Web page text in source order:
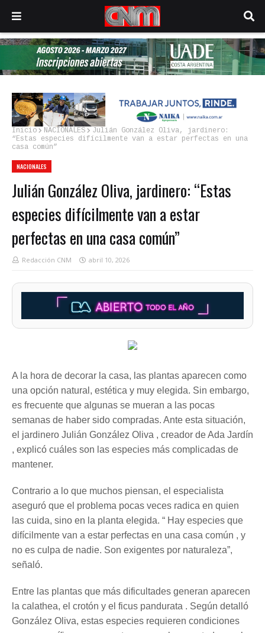
Inicio NACIONALES
Julián González Oliva, jardinero:
“Estas especies difícilmente van a estar perfectas en una
casa común”
NACIONALES
Julián González Oliva, jardinero: “Estas
especies difícilmente van a estar
perfectas en una casa común”
Redacción CNM abril 10, 2026
A la hora de decorar la casa, las plantas aparecen como
una opción natural, estética y muy elegida. Sin embargo,
es frecuente que algunas se mueran a las pocas
semanas de haber sido compradas. Ante esta situación,
el jardinero Julián González Oliva , creador de Ada Jardín
, explicó cuáles son las especies más complicadas de
mantener.
Contrario a lo que muchos piensan, el especialista
aseguró que el problema pocas veces radica en quien
las cuida, sino en la planta elegida. “ Hay especies que
difícilmente van a estar perfectas en una casa común , y
no es culpa de nadie. Son exigentes por naturaleza”,
señaló.
Entre las plantas que más dificultades generan aparecen
la calathea, el crotón y el ficus pandurata . Según detalló
González Oliva, estas especies requieren condiciones